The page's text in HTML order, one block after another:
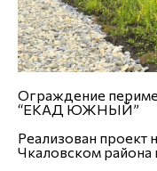
Ограждение
“ЕКАД ЮЖНЫЙ”
Реализован
Чкаловском района